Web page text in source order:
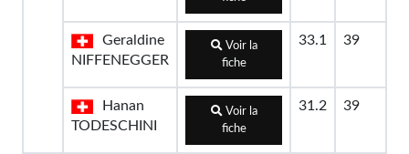
Geraldine
NIFFENEGGER
Voir la
fiche
33.1 39
Hanan
TODESCHINI
Voir la
fiche
31.2 39